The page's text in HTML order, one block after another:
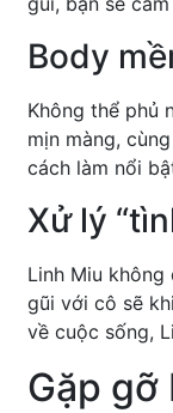
Body
Không thể phủ
mịn màng,
cách làm nổi
Xử lý
Linh Miu không
gũi với cô sẽ
về cuộc sống,
Gặp gỡ